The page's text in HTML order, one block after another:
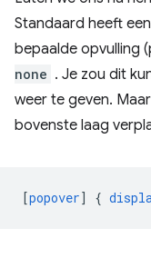
Standaard heeft
bepaalde opvulling
none . Je zou dit
weer te geven.
bovenste laag
[popover] {